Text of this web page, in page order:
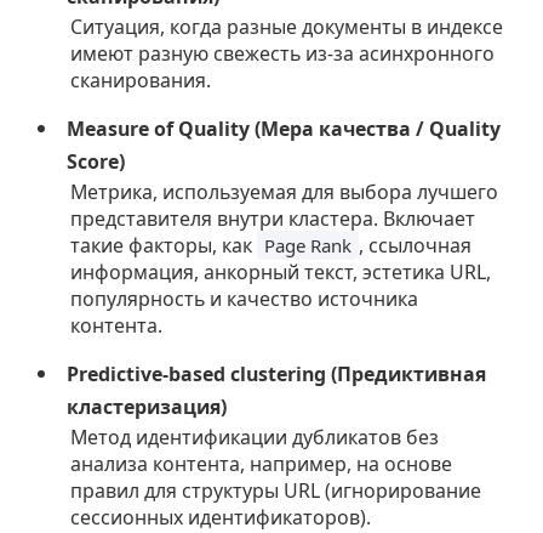
Ситуация, когда разные документы в индексе
имеют разную свежесть из-за асинхронного
сканирования.
Measure of Quality (Мера качества / Quality
Score)
Метрика, используемая для выбора лучшего
представителя внутри кластера. Включает
такие факторы, как Page Rank , ссылочная
информация, анкорный текст, эстетика URL,
популярность и качество источника
контента.
Predictive-based clustering (Предиктивная
кластеризация)
Метод идентификации дубликатов без
анализа контента, например, на основе
правил для структуры URL (игнорирование
сессионных идентификаторов).